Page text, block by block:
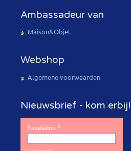
Ambassadeur van
Maison&Objet
Webshop
Algemene voorwaarden
Nieuwsbrief - kom erbij!